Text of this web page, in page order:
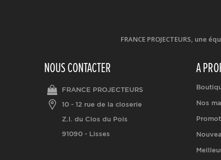
FRANCE PROJECTEURS,
NOUS CONTACTER
FRANCE PROJECTEURS
10 - 12 rue de la closerie
Z.I. du Clos du Pois
91090 - Lisses
A
Nos